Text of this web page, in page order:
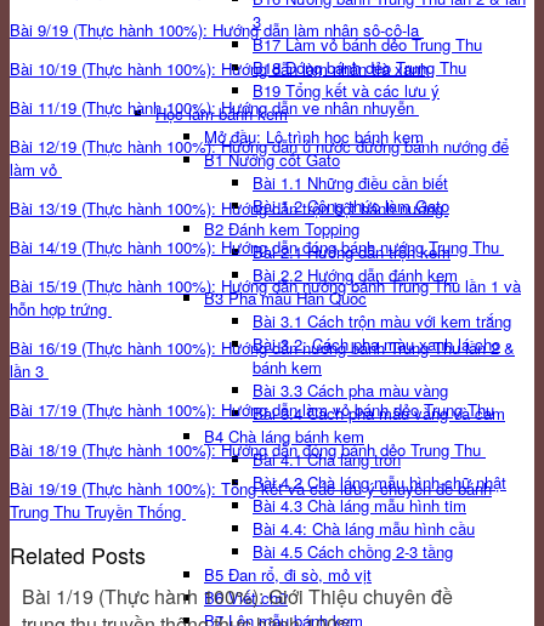
3
B17 Làm vỏ bánh dẻo Trung Thu
B18 Đóng bánh dẻo Trung Thu
B19 Tổng kết và các lưu ý
Học làm bánh kem
Mở đầu: Lộ trình học bánh kem
B1 Nướng cốt Gato
Bài 1.1 Những điều cần biết
Bài 1.2 Công thức làm Gato
B2 Đánh kem Topping
Bài 2.1 Hướng dẫn trộn kem
Bài 2.2 Hướng dẫn đánh kem
B3 Pha màu Hàn Quốc
Bài 3.1 Cách trộn màu với kem trắng
Bài 3.2: Cách pha màu xanh lá cho
bánh kem
Bài 3.3 Cách pha màu vàng
Bài 3.4 Cách pha màu vàng và cam
B4 Chà láng bánh kem
Bài 4.1 Chà láng tròn
Bài 4.2 Chà láng mẫu hình chữ nhật
Bài 4.3 Chà láng mẫu hình tim
Bài 4.4: Chà láng mẫu hình cầu
Bài 4.5 Cách chồng 2-3 tầng
B5 Đan rổ, đi sò, mỏ vịt
B6 Viết chữ
B7 Lên mẫu bánh kem
Bài 9/19 (Thực hành 100%): Hướng dẫn làm nhân sô-cô-la
Bài 10/19 (Thực hành 100%): Hướng dẫn làm nhân trà xanh
Bài 11/19 (Thực hành 100%): Hướng dẫn ve nhân nhuyễn
Bài 12/19 (Thực hành 100%): Hướng dẫn ủ nước đường bánh nướng để
làm vỏ
Bài 13/19 (Thực hành 100%): Hướng dẫn trộn bột bánh nướng
Bài 14/19 (Thực hành 100%): Hướng dẫn đóng bánh nướng Trung Thu
Bài 15/19 (Thực hành 100%): Hướng dẫn nướng bánh Trung Thu lần 1 và
hỗn hợp trứng
Bài 16/19 (Thực hành 100%): Hướng dẫn nướng bánh Trung Thu lần 2 &
lần 3
Bài 17/19 (Thực hành 100%): Hướng dẫn làm vỏ bánh dẻo Trung Thu
Bài 18/19 (Thực hành 100%): Hướng dẫn đóng bánh dẻo Trung Thu
Bài 19/19 (Thực hành 100%): Tổng kết và các lưu ý chuyên đề bánh
Trung Thu Truyền Thống
Related Posts
Bài 1/19 (Thực hành 100%): Giới Thiệu chuyên đề